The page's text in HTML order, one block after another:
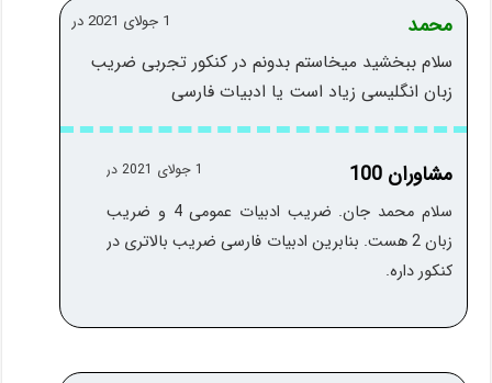
محمد 1 جولای 2021 در
سلام ببخشید میخاستم بدونم در کنکور تجربی ضریب
زبان انگلیسی زیاد است یا ادبیات فارسی
مشاوران 100 1 جولای 2021 در
سلام محمد جان. ضریب ادبیات عمومی 4 و ضریب
زبان 2 هست. بنابرین ادبیات فارسی ضریب بالاتری در
کنکور داره.